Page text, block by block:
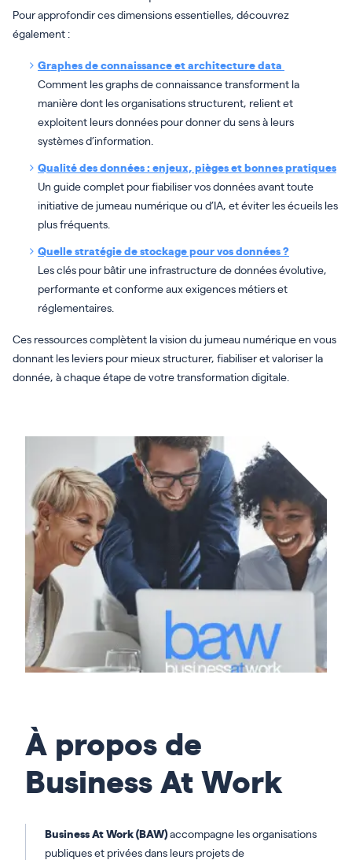
Pour approfondir ces dimensions essentielles, découvrez
également :
Graphes de connaissance et architecture data
Comment les graphs de connaissance transforment la
manière dont les organisations structurent, relient et
exploitent leurs données pour donner du sens à leurs
systèmes d’information.
Qualité des données : enjeux, pièges et bonnes pratiques
Un guide complet pour fiabiliser vos données avant toute
initiative de jumeau numérique ou d’IA, et éviter les écueils les
plus fréquents.
Quelle stratégie de stockage pour vos données ?
Les clés pour bâtir une infrastructure de données évolutive,
performante et conforme aux exigences métiers et
réglementaires.
Ces ressources complètent la vision du jumeau numérique en vous
donnant les leviers pour mieux structurer, fiabiliser et valoriser la
donnée, à chaque étape de votre transformation digitale.
À propos de
Business At Work
Business At Work (BAW)accompagne les organisations
publiques et privées dans leurs projets de